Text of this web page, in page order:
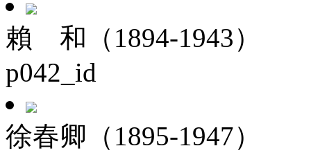
賴 和（1894-1943）
p042_id
徐春卿（1895-1947）